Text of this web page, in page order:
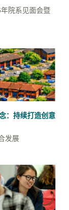
院系见面会暨
：持续打造创意
发展